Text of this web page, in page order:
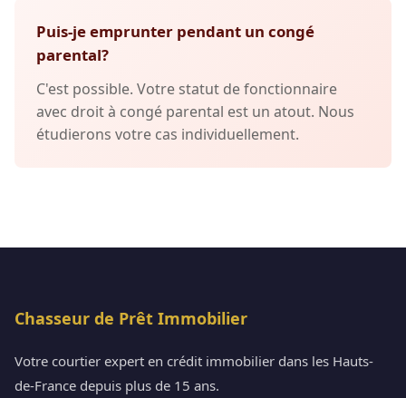
Puis-je emprunter pendant un congé
parental?
C'est possible. Votre statut de fonctionnaire
avec droit à congé parental est un atout. Nous
étudierons votre cas individuellement.
Chasseur de Prêt Immobilier
Votre courtier expert en crédit immobilier dans les Hauts-
de-France depuis plus de 15 ans.